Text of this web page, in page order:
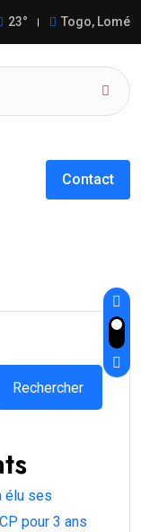
23° Togo, Lomé
Contact
Rechercher
élu ses
pour 3 ans